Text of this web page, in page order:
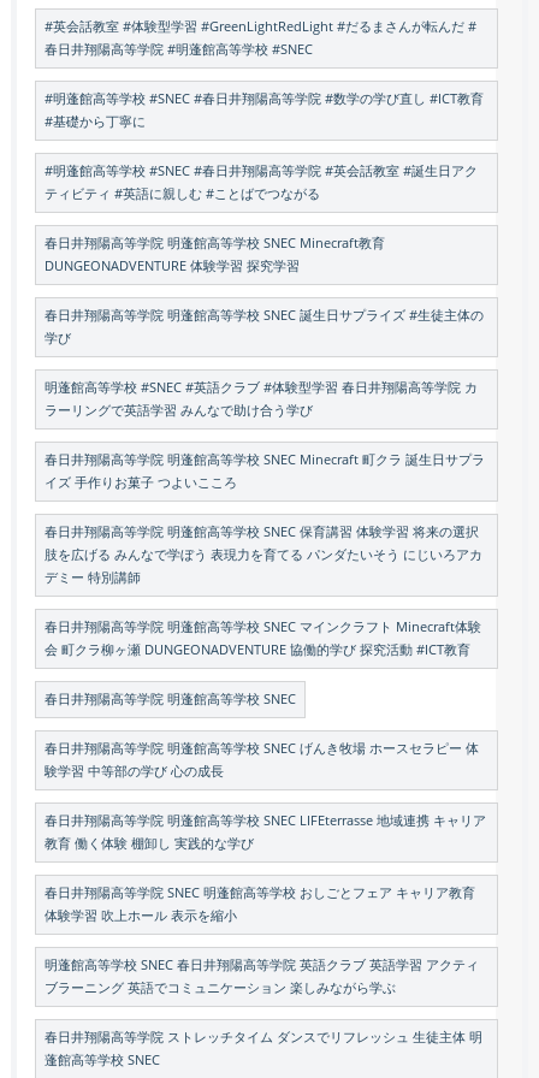
#英会話教室 #体験型学習 #GreenLightRedLight #だるまさんが転んだ #
春日井翔陽高等学院 #明蓬館高等学校 #SNEC
#明蓬館高等学校 #SNEC #春日井翔陽高等学院 #数学の学び直し #ICT教育
#基礎から丁寧に
#明蓬館高等学校 #SNEC #春日井翔陽高等学院 #英会話教室 #誕生日アク
ティビティ #英語に親しむ #ことばでつながる
春日井翔陽高等学院 明蓬館高等学校 SNEC Minecraft教育
DUNGEONADVENTURE 体験学習 探究学習
春日井翔陽高等学院 明蓬館高等学校 SNEC 誕生日サプライズ #生徒主体の
学び
明蓬館高等学校 #SNEC #英語クラブ #体験型学習 春日井翔陽高等学院 カ
ラーリングで英語学習 みんなで助け合う学び
春日井翔陽高等学院 明蓬館高等学校 SNEC Minecraft 町クラ 誕生日サプラ
イズ 手作りお菓子 つよいこころ
春日井翔陽高等学院 明蓬館高等学校 SNEC 保育講習 体験学習 将来の選択
肢を広げる みんなで学ぼう 表現力を育てる パンダたいそう にじいろアカ
デミー 特別講師
春日井翔陽高等学院 明蓬館高等学校 SNEC マインクラフト Minecraft体験
会 町クラ柳ヶ瀬 DUNGEONADVENTURE 協働的学び 探究活動 #ICT教育
春日井翔陽高等学院 明蓬館高等学校 SNEC
春日井翔陽高等学院 明蓬館高等学校 SNEC げんき牧場 ホースセラピー 体
験学習 中等部の学び 心の成長
春日井翔陽高等学院 明蓬館高等学校 SNEC LIFEterrasse 地域連携 キャリア
教育 働く体験 棚卸し 実践的な学び
春日井翔陽高等学院 SNEC 明蓬館高等学校 おしごとフェア キャリア教育
体験学習 吹上ホール 表示を縮小
明蓬館高等学校 SNEC 春日井翔陽高等学院 英語クラブ 英語学習 アクティ
ブラーニング 英語でコミュニケーション 楽しみながら学ぶ
春日井翔陽高等学院 ストレッチタイム ダンスでリフレッシュ 生徒主体 明
蓬館高等学校 SNEC